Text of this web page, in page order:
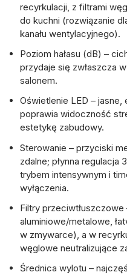
recyrkulacji, z filtrami
do kuchni (rozwiązanie
kanału wentylacyjnego).
Poziom hałasu (dB) –
przydaje się zwłaszcza
salonem.
Oświetlenie LED – jasne,
poprawia widoczność
estetykę zabudowy.
Sterowanie – przyciski
zdalne; płynna regulacja
trybem intensywnym i
wyłączenia.
Filtry przeciwtłuszczowe
aluminiowe/metalowe,
w zmywarce), a w
węglowe neutralizujące
Średnica wylotu –